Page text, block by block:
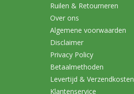
Ruilen & Retourneren
Over ons
Algemene voorwaarden
Disclaimer
Privacy Policy
Betaalmethoden
Levertijd & Verzendkosten
Klantenservice